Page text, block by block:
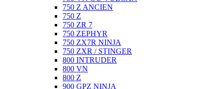
750 Z ANCIEN
750 Z
750 ZR 7
750 ZEPHYR
750 ZX7R NINJA
750 ZXR / STINGER
800 INTRUDER
800 VN
800 Z
900 GPZ NINJA